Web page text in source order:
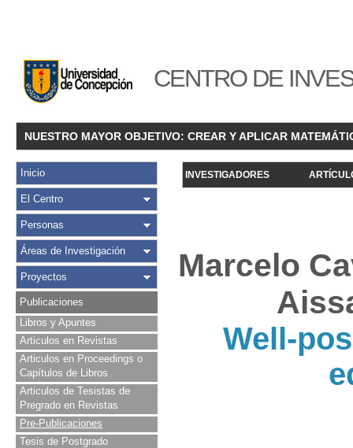
CENTRO DE
NUESTRO MAYOR OBJETIVO: CREAR Y APLICAR
Inicio
El Centro
Personas
Áreas de Investigación
Proyectos
Publicaciones
Libros y Apuntes
Articulos en Revistas
Articulos en Proceedings o
Capítulos de Libros
Articulos de Tesistas de
Pregrado en Revistas
Pre-Publicaciones
Tesis de Postgrado
INVESTIGADORES
Marcelo
Well-